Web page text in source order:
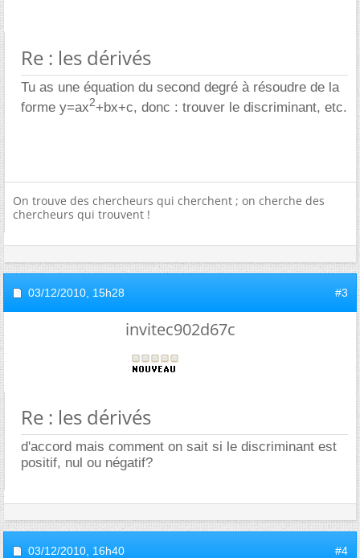
Re : les dérivés
Tu as une équation du second degré à résoudre de la
forme y=ax2+bx+c, donc : trouver le discriminant, etc.
On trouve des chercheurs qui cherchent ; on cherche des
chercheurs qui trouvent !
03/12/2010, 15h28 #3
invitec902d67c
Re : les dérivés
d'accord mais comment on sait si le discriminant est
positif, nul ou négatif?
03/12/2010, 16h40 #4